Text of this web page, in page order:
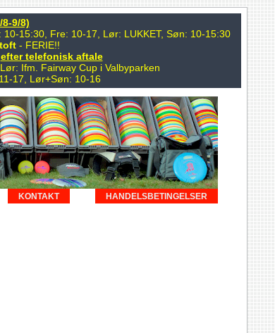
8-9/8)
15:30, Fre: 10-17, Lør: LUKKET, Søn: 10-15:30
- FERIE!!
efter telefonisk aftale
Ifm. Fairway Cup i Valbyparken
17, Lør+Søn: 10-16
HANDELSBETINGELSER
KONTAKT